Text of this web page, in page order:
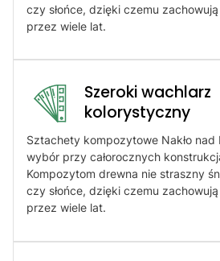
czy słońce, dzięki czemu
przez wiele lat.
Szeroki wachlarz
kolorystyczny
Sztachety kompozytowe Nakło nad
wybór przy całorocznych
Kompozytom drewna nie straszny
czy słońce, dzięki czemu
przez wiele lat.